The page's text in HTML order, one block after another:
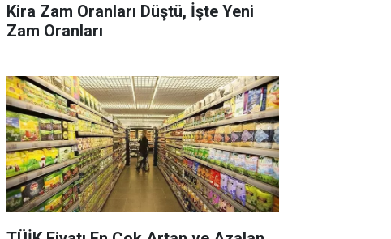
Kira Zam Oranları Düştü, İşte Yeni
Zam Oranları